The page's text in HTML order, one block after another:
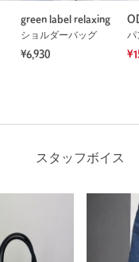
green label relaxing
ショルダーバッグ
¥6,930
パ
スタッフボイス